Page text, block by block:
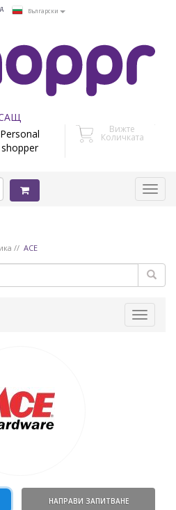
Български
САЩ
Personal
shopper
Вижте
Количката
ACE
Toggle
НАПРАВИ ЗАПИТВАНЕ